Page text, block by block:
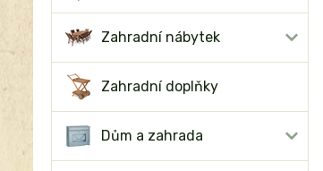
Zahradní nábytek
Zahradní doplňky
Dům a zahrada